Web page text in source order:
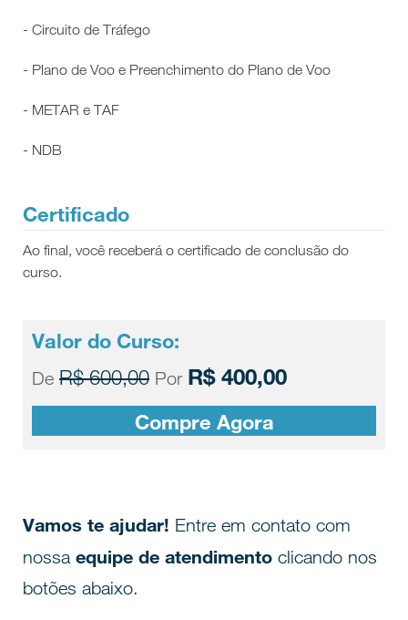
- Circuito de Tráfego
- Plano de Voo e Preenchimento do Plano de Voo
- METAR e TAF
- NDB
Certificado
Ao final, você receberá o certificado de conclusão do
curso.
Valor do Curso:
De R$ 600,00 Por R$ 400,00
Compre Agora
Vamos te ajudar! Entre em contato com
nossa equipe de atendimento clicando nos
botões abaixo.